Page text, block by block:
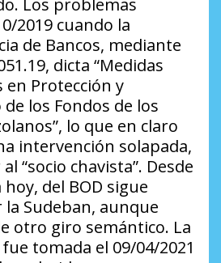
Los problemas
2019 cuando la
de Bancos, mediante
dicta “Medidas
Protección y
los Fondos de los
lo que en claro
intervención solapada,
“socio chavista”. Desde
del BOD sigue
Sudeban, aunque
otro giro semántico. La
tomada el 09/04/2021